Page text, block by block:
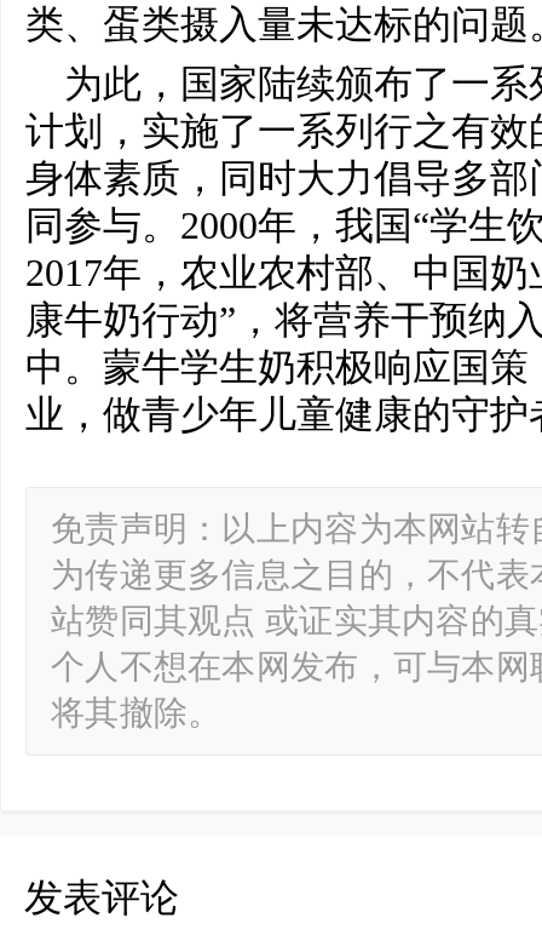
类、蛋类摄入量未达标的问题
为此，国家陆续颁布了一
计划，实施了一系列行之有
身体素质，同时大力倡导多
同参与。2000年，我国“学生
2017年，农业农村部、中国
康牛奶行动”，将营养干预纳
中。蒙牛学生奶积极响应国
业，做青少年儿童健康的守护
免责声明：以上内容为本网站
为传递更多信息之目的，不代
站赞同其观点 或证实其内容的
个人不想在本网发布，可与本
将其撤除。
发表评论